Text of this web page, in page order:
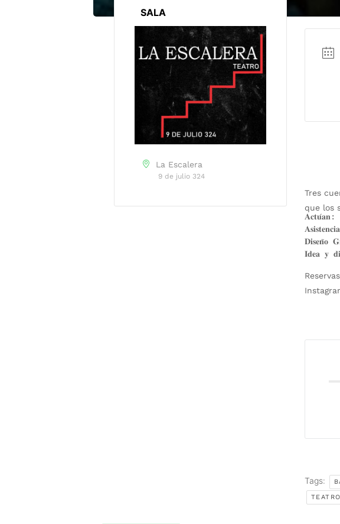
SALA
La Escalera
9 de julio 324
Tres
que los
𝐀𝐜𝐭𝐮́𝐚𝐧:
𝐃𝐢𝐬𝐞𝐧̃𝐨
𝐈𝐝𝐞𝐚 𝐲
Tags: